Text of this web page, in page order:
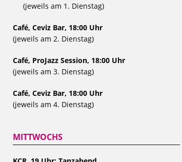
(jeweils am 1. Dienstag)
Café, Ceviz Bar, 18:00 Uhr
(jeweils am 2. Dienstag)
Café, ProJazz Session, 18:00 Uhr
(jeweils am 3. Dienstag)
Café, Ceviz Bar, 18:00 Uhr
(jeweils am 4. Dienstag)
MITTWOCHS